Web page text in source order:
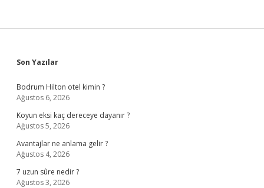
Sidebar
Son Yazılar
Bodrum Hilton otel kimin ?
Ağustos 6, 2026
Koyun eksi kaç dereceye dayanır ?
Ağustos 5, 2026
Avantajlar ne anlama gelir ?
Ağustos 4, 2026
7 uzun sûre nedir ?
Ağustos 3, 2026